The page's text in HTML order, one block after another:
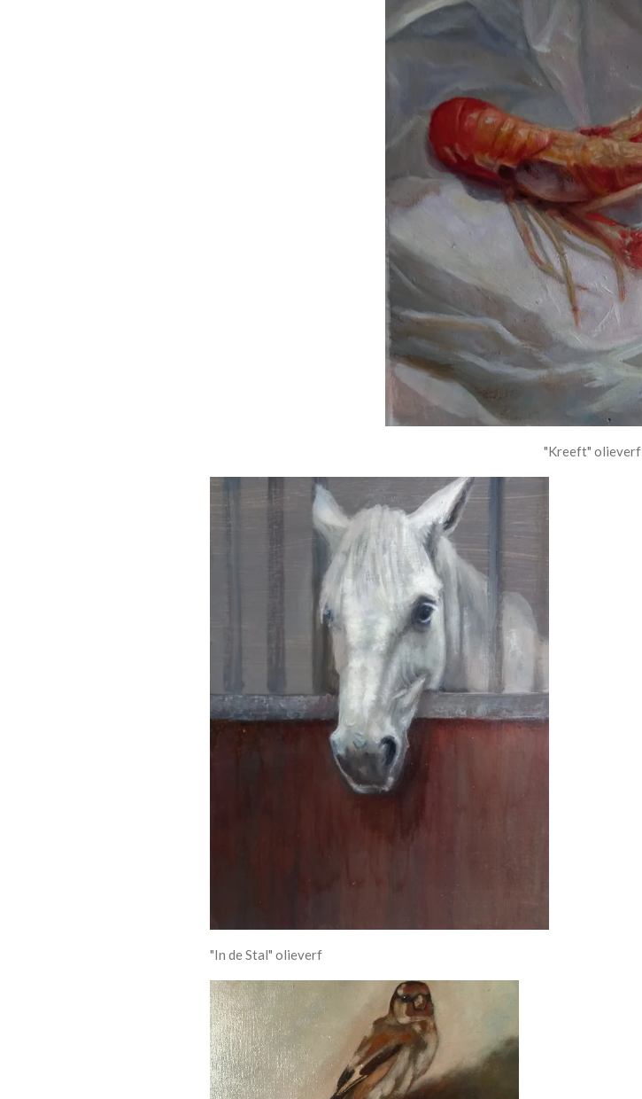
"Kreeft" olieverf
"In de Stal" olieverf